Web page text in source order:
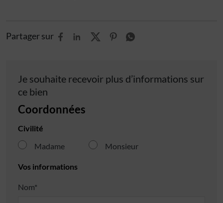
Partager sur
Je souhaite recevoir plus d’informations sur
ce bien
Coordonnées
Civilité
Madame
Monsieur
Vos informations
Nom*